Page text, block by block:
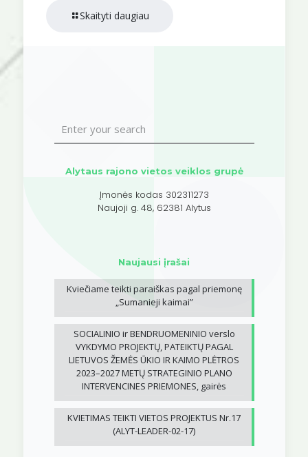
Skaityti daugiau
Alytaus rajono vietos veiklos grupė
Įmonės kodas 302311273
Naujoji g. 48, 62381 Alytus
Naujausi įrašai
Kviečiame teikti paraiškas pagal priemonę
„Sumanieji kaimai”
SOCIALINIO ir BENDRUOMENINIO verslo
VYKDYMO PROJEKTŲ, PATEIKTŲ PAGAL
LIETUVOS ŽEMĖS ŪKIO IR KAIMO PLĖTROS
2023–2027 METŲ STRATEGINIO PLANO
INTERVENCINES PRIEMONES, gairės
KVIETIMAS TEIKTI VIETOS PROJEKTUS Nr.17
(ALYT-LEADER-02-17)